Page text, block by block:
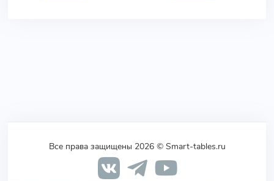
Все права защищены 2026 © Smart-tables.ru